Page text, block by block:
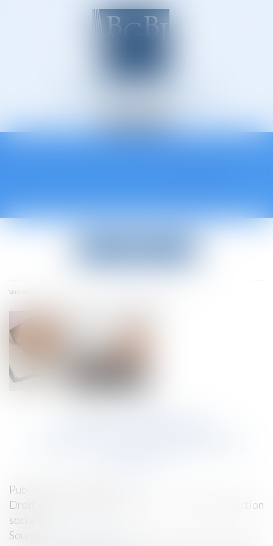
Avocats à Épinal
Vous êtes ici :
Publié le :
Droit du travail - Employeurs
Droit de la protection
sociale
Source :